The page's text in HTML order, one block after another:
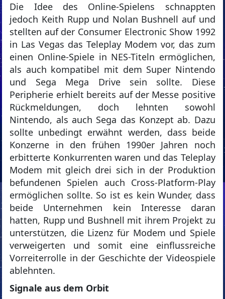
Die Idee des Online-Spielens schnappten
jedoch Keith Rupp und Nolan Bushnell auf und
stellten auf der Consumer Electronic Show 1992
in Las Vegas das Teleplay Modem vor, das zum
einen Online-Spiele in NES-Titeln ermöglichen,
als auch kompatibel mit dem Super Nintendo
und Sega Mega Drive sein sollte. Diese
Peripherie erhielt bereits auf der Messe positive
Rückmeldungen, doch lehnten sowohl
Nintendo, als auch Sega das Konzept ab. Dazu
sollte unbedingt erwähnt werden, dass beide
Konzerne in den frühen 1990er Jahren noch
erbitterte Konkurrenten waren und das Teleplay
Modem mit gleich drei sich in der Produktion
befundenen Spielen auch Cross-Platform-Play
ermöglichen sollte. So ist es kein Wunder, dass
beide Unternehmen kein Interesse daran
hatten, Rupp und Bushnell mit ihrem Projekt zu
unterstützen, die Lizenz für Modem und Spiele
verweigerten und somit eine einflussreiche
Vorreiterrolle in der Geschichte der Videospiele
ablehnten.
Signale aus dem Orbit